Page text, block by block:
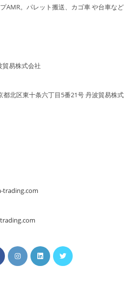
AMR。パレット搬送、カゴ車 や台車など
貿易株式会社
都北区東十条六丁目5番21号 丹波貿易株式
trading.com
ン
で
新
し
新
し
新
し
新